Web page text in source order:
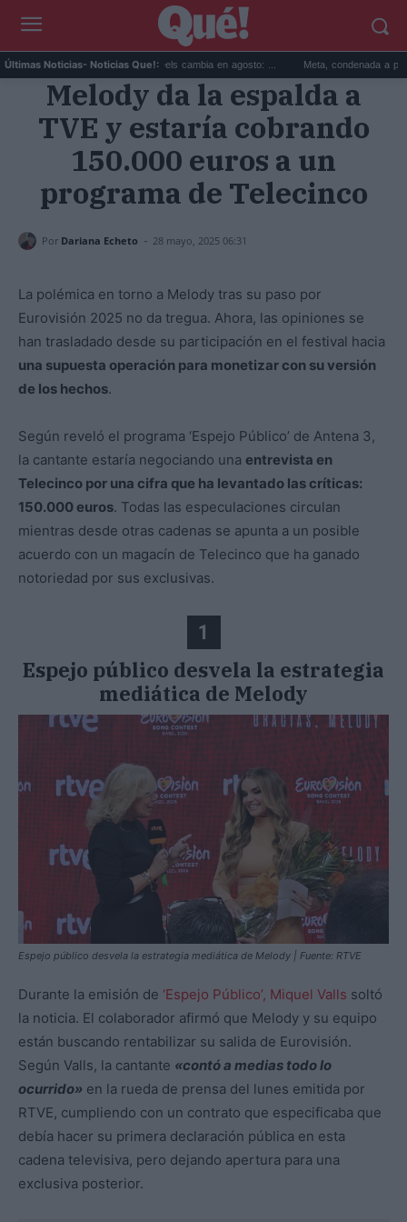
Últimas Noticias- Noticias Que!:
El algoritmo de Instagram Reels cambia en agosto: ... Meta, condenada a pagar
Melody da la espalda a
TVE y estaría cobrando
150.000 euros a un
programa de Telecinco
Por Dariana Echeto - 28 mayo, 2025 06:31
La polémica en torno a Melody tras su paso por
Eurovisión 2025 no da tregua. Ahora, las opiniones se
han trasladado desde su participación en el festival hacia
una supuesta operación para monetizar con su versión
de los hechos.
Según reveló el programa ‘Espejo Público’ de Antena 3,
la cantante estaría negociando una entrevista en
Telecinco por una cifra que ha levantado las críticas:
150.000 euros. Todas las especulaciones circulan
mientras desde otras cadenas se apunta a un posible
acuerdo con un magacín de Telecinco que ha ganado
notoriedad por sus exclusivas.
1
Espejo público desvela la estrategia
mediática de Melody
Espejo público desvela la estrategia mediática de Melody | Fuente: RTVE
Durante la emisión de ‘Espejo Público’, Miquel Valls soltó
la noticia. El colaborador afirmó que Melody y su equipo
están buscando rentabilizar su salida de Eurovisión.
Según Valls, la cantante «contó a medias todo lo
ocurrido» en la rueda de prensa del lunes emitida por
RTVE, cumpliendo con un contrato que especificaba que
debía hacer su primera declaración pública en esta
cadena televisiva, pero dejando apertura para una
exclusiva posterior.